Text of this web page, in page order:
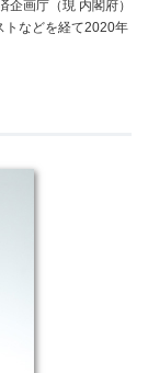
画庁（現 内閣府）
トなどを経て2020年